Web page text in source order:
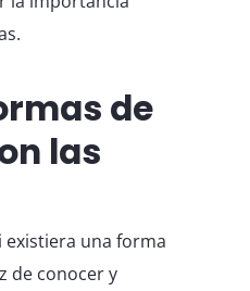
de
las
existiera una forma
de conocer y